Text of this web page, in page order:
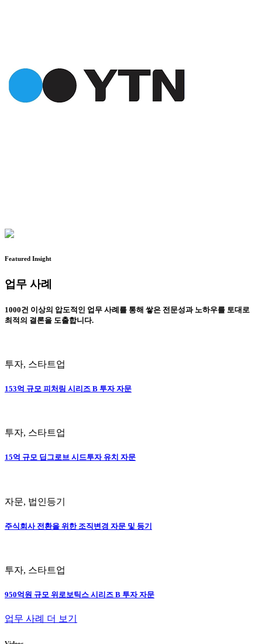
Featured Insight
업무 사례
1000건 이상의 압도적인 업무 사례를 통해 쌓은 전문성과 노하우를 토대로
최적의 결론을 도출합니다.
투자, 스타트업
153억 규모 피처링 시리즈 B 투자 자문
투자, 스타트업
15억 규모 딥그로브 시드투자 유치 자문
자문, 법인등기
주식회사 전환을 위한 조직변경 자문 및 등기
투자, 스타트업
950억원 규모 위로보틱스 시리즈 B 투자 자문
업무 사례 더 보기